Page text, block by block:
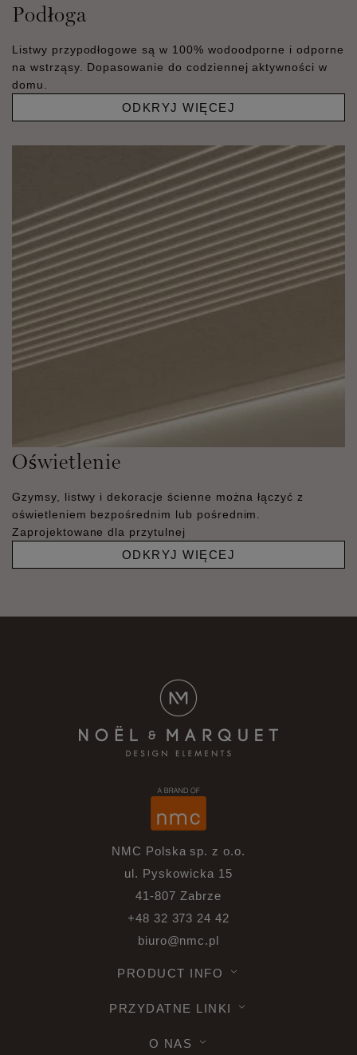
Podłoga
Listwy przypodłogowe są w 100% wodoodporne i odporne
na wstrząsy. Dopasowanie do codziennej aktywności w
domu.
ODKRYJ WIĘCEJ
Oświetlenie
Gzymsy, listwy i dekoracje ścienne można łączyć z
oświetleniem bezpośrednim lub pośrednim.
Zaprojektowane dla przytulnej
ODKRYJ WIĘCEJ
NMC Polska sp. z o.o.
ul. Pyskowicka 15
41-807 Zabrze
+48 32 373 24 42
biuro@nmc.pl
PRODUCT INFO
PRZYDATNE LINKI
O NAS